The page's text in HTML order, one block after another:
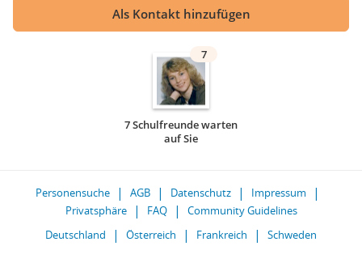
Als Kontakt hinzufügen
7
7 Schulfreunde warten
auf Sie
Personensuche AGB Datenschutz
Impressum
Privatsphäre
FAQ
Community Guidelines
Deutschland
Österreich Frankreich Schweden